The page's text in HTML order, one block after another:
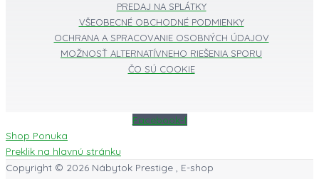
PREDAJ NA SPLÁTKY
VŠEOBECNÉ OBCHODNÉ PODMIENKY
OCHRANA A SPRACOVANIE OSOBNÝCH ÚDAJOV
MOŽNOSŤ ALTERNATÍVNEHO RIEŠENIA SPORU
ČO SÚ COOKIE
Facebook-f
Shop Ponuka
Preklik na hlavnú stránku
Copyright © 2026 Nábytok Prestige , E-shop